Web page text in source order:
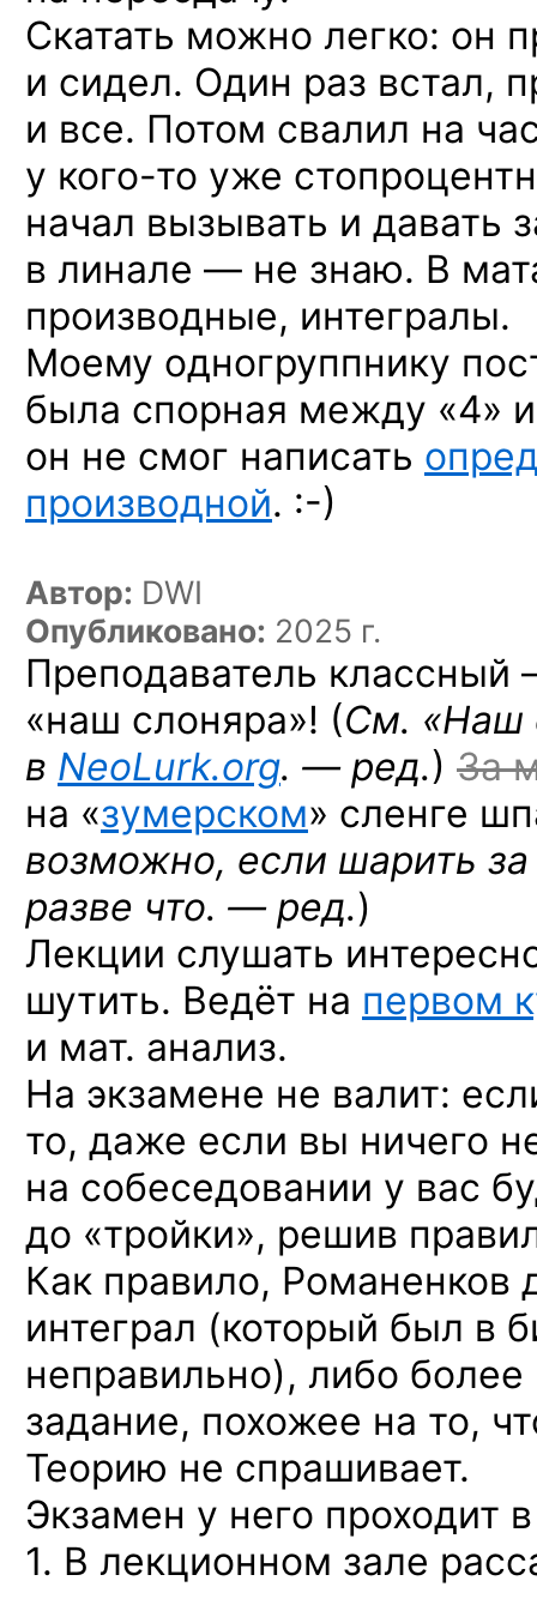
Скатать можно легко: он
и сидел. Один раз встал,
и все. Потом свалил на
у кого-то уже
начал вызывать и давать
в линале — не знаю. В
производные, интегралы.
Моему одногруппнику
была спорная между «4»
он не смог написать
производной. :-)
Автор: DWI
Опубликовано: 2025 г.
Преподаватель классный
«наш слоняра»! (См. «Наш
в NeoLurk.org. — ред.) За
на «зумерском» сленге
возможно, если шарить
разве что. — ред.)
Лекции слушать
шутить. Ведёт на первом
и мат. анализ.
На экзамене не валит:
то, даже если вы ничего
на собеседовании у вас
до «тройки», решив
Как правило, Романенков
интеграл (который был в
неправильно), либо
задание, похожее на то,
Теорию не спрашивает.
Экзамен у него проходит
1. В лекционном зале